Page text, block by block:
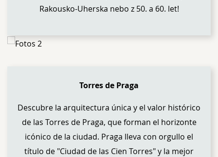
Rakousko-Uherska nebo z 50. a 60. let!
Torres de Praga
Descubre la arquitectura única y el valor histórico
de las Torres de Praga, que forman el horizonte
icónico de la ciudad. Praga lleva con orgullo el
título de "Ciudad de las Cien Torres" y la mejor